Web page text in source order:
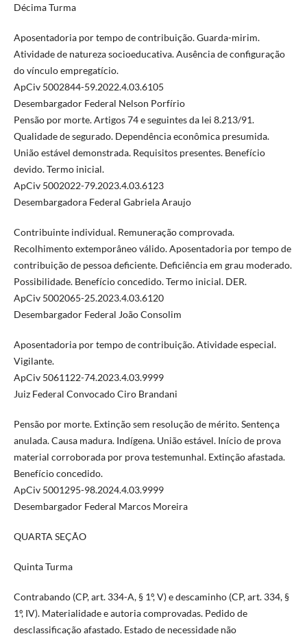
Décima Turma
Aposentadoria por tempo de contribuição. Guarda-mirim.
Atividade de natureza socioeducativa. Ausência de configuração
do vínculo empregatício.
ApCiv 5002844-59.2022.4.03.6105
Desembargador Federal Nelson Porfírio
Pensão por morte. Artigos 74 e seguintes da lei 8.213/91.
Qualidade de segurado. Dependência econômica presumida.
União estável demonstrada. Requisitos presentes. Benefício
devido. Termo inicial.
ApCiv 5002022-79.2023.4.03.6123
Desembargadora Federal Gabriela Araujo
Contribuinte individual. Remuneração comprovada.
Recolhimento extemporâneo válido. Aposentadoria por tempo de
contribuição de pessoa deficiente. Deficiência em grau moderado.
Possibilidade. Benefício concedido. Termo inicial. DER.
ApCiv 5002065-25.2023.4.03.6120
Desembargador Federal João Consolim
Aposentadoria por tempo de contribuição. Atividade especial.
Vigilante.
ApCiv 5061122-74.2023.4.03.9999
Juiz Federal Convocado Ciro Brandani
Pensão por morte. Extinção sem resolução de mérito. Sentença
anulada. Causa madura. Indígena. União estável. Início de prova
material corroborada por prova testemunhal. Extinção afastada.
Benefício concedido.
ApCiv 5001295-98.2024.4.03.9999
Desembargador Federal Marcos Moreira
QUARTA SEÇÃO
Quinta Turma
Contrabando (CP, art. 334-A, § 1º, V) e descaminho (CP, art. 334, §
1º, IV). Materialidade e autoria comprovadas. Pedido de
desclassificação afastado. Estado de necessidade não